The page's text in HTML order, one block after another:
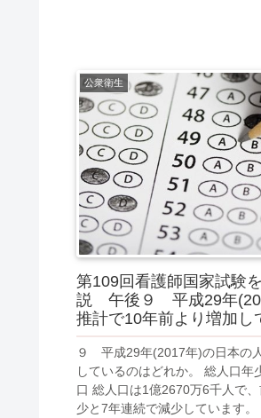
公衆衛生
第109回看護師国家試験
説 午後９ 平成29年
推計で10年前より増加し
９ 平成29年(2017年)の日本の
しているのはどれか。 総人口年
口 総人口は1億2670万6千人で
少と7年連続で減少しています。